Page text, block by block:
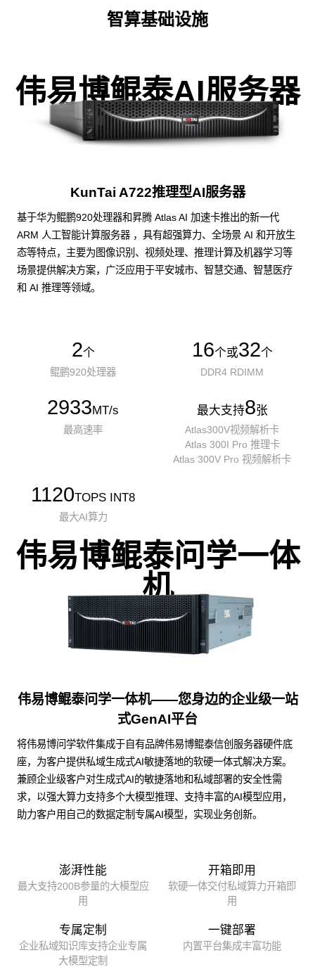
智算基础设施
伟易博鲲泰AI服务器
KunTai A722推理型AI服务器
基于华为鲲鹏920处理器和昇腾 Atlas AI 加速卡推出的新一代
ARM 人工智能计算服务器 ，具有超强算力、全场景 AI 和开放生
态等特点，主要为图像识别、视频处理、推理计算及机器学习等
场景提供解决方案，广泛应用于平安城市、智慧交通、智慧医疗
和 AI 推理等领域。
2个
鲲鹏920处理器
16个或32个
DDR4 RDIMM
2933MT/s
最高速率
最大支持8张
Atlas300V视频解析卡
Atlas 300I Pro 推理卡
Atlas 300V Pro 视频解析卡
1120TOPS INT8
最大AI算力
伟易博鲲泰问学一体
机
伟易博鲲泰问学一体机——您身边的企业级一站
式GenAI平台
将伟易博问学软件集成于自有品牌伟易博鲲泰信创服务器硬件底
座，为客户提供私域生成式AI敏捷落地的软硬一体式解决方案。
兼顾企业级客户对生成式AI的敏捷落地和私域部署的安全性需
求，以强大算力支持多个大模型推理、支持丰富的AI模型应用，
助力客户用自己的数据定制专属AI模型，实现业务创新。
澎湃性能
最大支持200B参量的大模型应
用
开箱即用
软硬一体交付私域算力开箱即
用
专属定制
企业私域知识库支持企业专属
大模型定制
一键部署
内置平台集成丰富功能